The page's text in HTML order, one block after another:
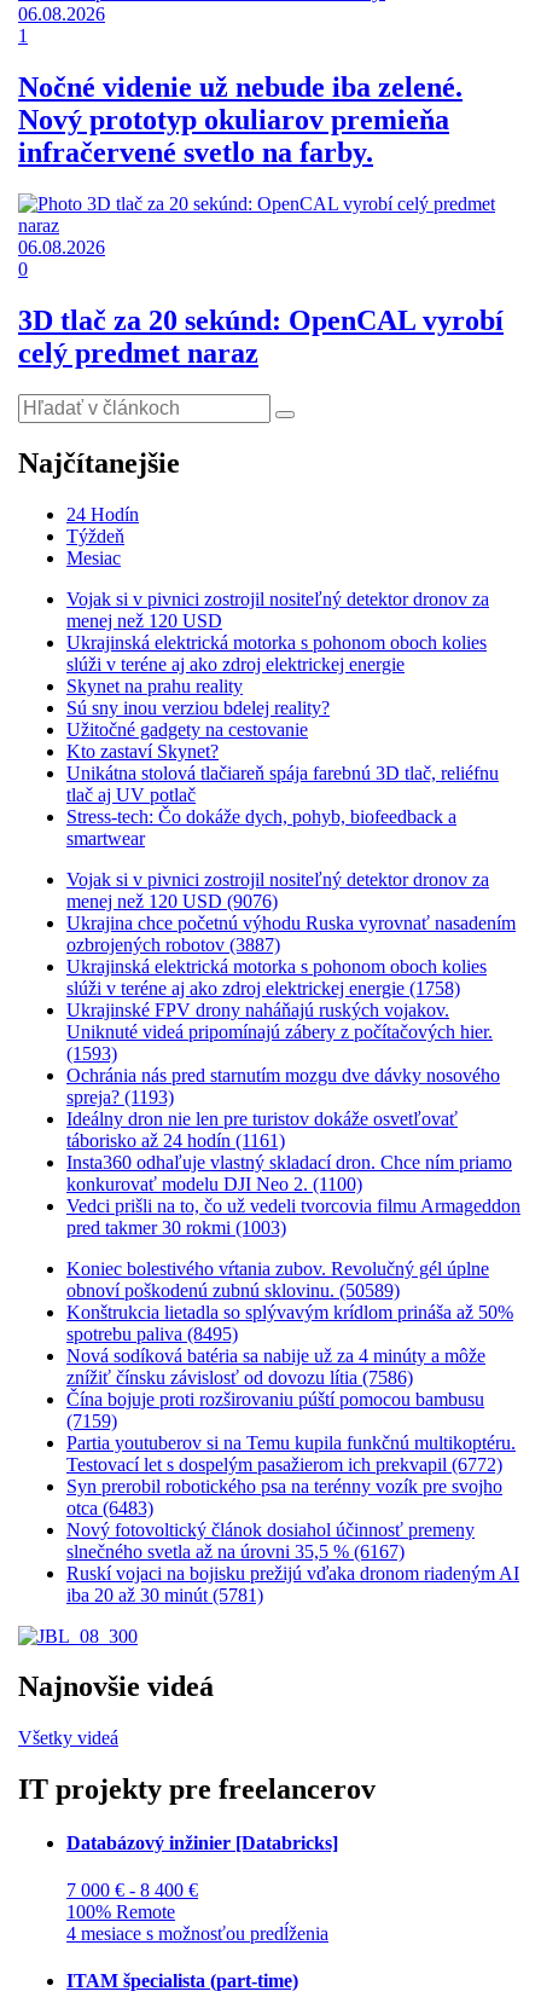
06.08.2026
1
Nočné videnie už nebude iba zelené.
Nový prototyp okuliarov premieňa
infračervené svetlo na farby.
06.08.2026
0
3D tlač za 20 sekúnd: OpenCAL vyrobí
celý predmet naraz
Najčítanejšie
24 Hodín
Týždeň
Mesiac
Vojak si v pivnici zostrojil nositeľný detektor dronov za
menej než 120 USD
Ukrajinská elektrická motorka s pohonom oboch kolies
slúži v teréne aj ako zdroj elektrickej energie
Skynet na prahu reality
Sú sny inou verziou bdelej reality?
Užitočné gadgety na cestovanie
Kto zastaví Skynet?
Unikátna stolová tlačiareň spája farebnú 3D tlač, reliéfnu
tlač aj UV potlač
Stress-tech: Čo dokáže dych, pohyb, biofeedback a
smartwear
Vojak si v pivnici zostrojil nositeľný detektor dronov za
menej než 120 USD (9076)
Ukrajina chce početnú výhodu Ruska vyrovnať nasadením
ozbrojených robotov (3887)
Ukrajinská elektrická motorka s pohonom oboch kolies
slúži v teréne aj ako zdroj elektrickej energie (1758)
Ukrajinské FPV drony naháňajú ruských vojakov.
Uniknuté videá pripomínajú zábery z počítačových hier.
(1593)
Ochránia nás pred starnutím mozgu dve dávky nosového
spreja? (1193)
Ideálny dron nie len pre turistov dokáže osvetľovať
táborisko až 24 hodín (1161)
Insta360 odhaľuje vlastný skladací dron. Chce ním priamo
konkurovať modelu DJI Neo 2. (1100)
Vedci prišli na to, čo už vedeli tvorcovia filmu Armageddon
pred takmer 30 rokmi (1003)
Koniec bolestivého vŕtania zubov. Revolučný gél úplne
obnoví poškodenú zubnú sklovinu. (50589)
Konštrukcia lietadla so splývavým krídlom prináša až 50%
spotrebu paliva (8495)
Nová sodíková batéria sa nabije už za 4 minúty a môže
znížiť čínsku závislosť od dovozu lítia (7586)
Čína bojuje proti rozširovaniu púští pomocou bambusu
(7159)
Partia youtuberov si na Temu kupila funkčnú multikoptéru.
Testovací let s dospelým pasažierom ich prekvapil (6772)
Syn prerobil robotického psa na terénny vozík pre svojho
otca (6483)
Nový fotovoltický článok dosiahol účinnosť premeny
slnečného svetla až na úrovni 35,5 % (6167)
Ruskí vojaci na bojisku prežijú vďaka dronom riadeným AI
iba 20 až 30 minút (5781)
Najnovšie videá
Všetky videá
IT projekty pre freelancerov
Databázový inžinier [Databricks]
7 000 € - 8 400 €
100% Remote
4 mesiace s možnosťou predĺženia
ITAM špecialista (part-time)